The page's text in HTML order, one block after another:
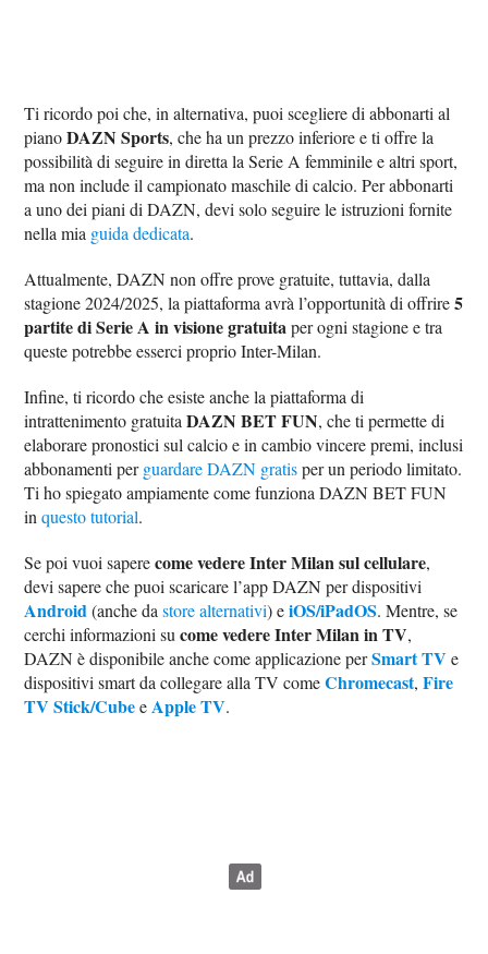
Ti ricordo poi che, in alternativa, puoi scegliere di abbonarti al
pianoDAZN Sports, che ha un prezzo inferiore e ti offre la
possibilità di seguire in diretta la Serie A femminile e altri sport,
ma non include il campionato maschile di calcio. Per abbonarti
a uno dei piani di DAZN, devi solo seguire le istruzioni fornite
nella mia guida dedicata.
Attualmente, DAZN non offre prove gratuite, tuttavia, dalla
stagione 2024/2025, la piattaforma avrà l’opportunità di offrire5
partite di Serie A in visione gratuitaper ogni stagione e tra
queste potrebbe esserci proprio Inter-Milan.
Infine, ti ricordo che esiste anche la piattaforma di
intrattenimento gratuitaDAZN BET FUN, che ti permette di
elaborare pronostici sul calcio e in cambio vincere premi, inclusi
abbonamenti perguardare DAZN gratisper un periodo limitato.
Ti ho spiegato ampiamente come funziona DAZN BET FUN
inquesto tutorial.
Se poi vuoi saperecome vedere Inter Milan sul cellulare,
devi sapere che puoi scaricare l’app DAZN per dispositivi
Android(anche dastore alternativi) eiOS/iPadOS. Mentre, se
cerchi informazioni sucome vedere Inter Milan in TV,
DAZN è disponibile anche come applicazione perSmart TVe
dispositivi smart da collegare alla TV comeChromecast,Fire
TV Stick/CubeeApple TV.